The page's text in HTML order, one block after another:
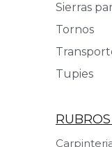
Sierras
Tornos
Tupies